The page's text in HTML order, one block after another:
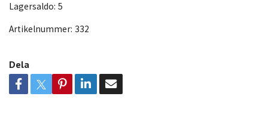
Lagersaldo: 5
Artikelnummer: 332
Dela